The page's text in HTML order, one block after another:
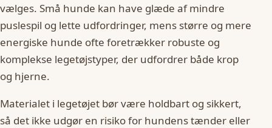
vælges. Små hunde kan have glæde af mindre
puslespil og lette udfordringer, mens større og mere
energiske hunde ofte foretrækker robuste og
komplekse legetøjstyper, der udfordrer både krop
og hjerne.
Materialet i legetøjet bør være holdbart og sikkert,
så det ikke udgør en risiko for hundens tænder eller